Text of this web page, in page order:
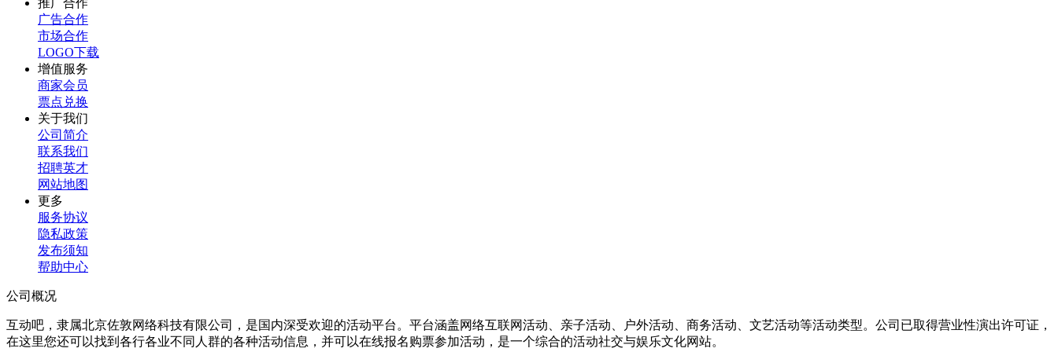
推广合作
广告合作
市场合作
LOGO下载
增值服务
商家会员
票点兑换
关于我们
公司简介
联系我们
招聘英才
网站地图
更多
服务协议
隐私政策
发布须知
帮助中心
公司概况
互动吧，隶属北京佐敦网络科技有限公司，是国内深受欢迎的活动平台。平台涵盖网络互联网活动、亲子活动、户外活动、商务活动、文艺活动等活动类型。公司已取得营业性演出许可证，
在这里您还可以找到各行各业不同人群的各种活动信息，并可以在线报名购票参加活动，是一个综合的活动社交与娱乐文化网站。